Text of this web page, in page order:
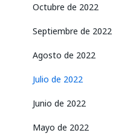
Octubre de 2022
Septiembre de 2022
Agosto de 2022
Julio de 2022
Junio de 2022
Mayo de 2022